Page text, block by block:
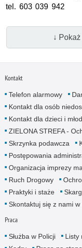
tel. 603 039 942
↓
Kontakt
Telefon alarmowy
Kontakt dla osób
Kontakt dla dzieci i
ZIELONA STREFA -
Skrzynka podawcza
Postępowania
Organizacja imprezy
Ruch Drogowy
Praktyki i staże
Skontaktuj się z nami
Praca
Służba w Policji
Listy